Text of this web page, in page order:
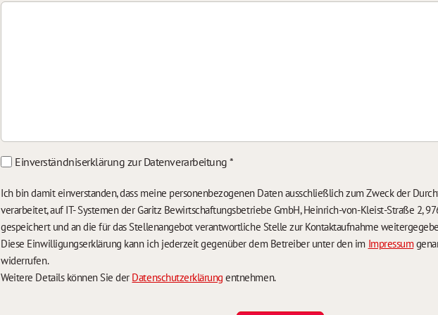
Einverständniserklärung zur Datenverarbeitung*
Ich bin damit einverstanden, dass meine personenbezogenen Daten ausschließlich zum Zweck der
verarbeitet, auf IT- Systemen der Garitz Bewirtschaftungsbetriebe GmbH, Heinrich-von-Kleist-Straße 2,
gespeichert und an die für das Stellenangebot verantwortliche Stelle zur Kontaktaufnahme
Diese Einwilligungserklärung kann ich jederzeit gegenüber dem Betreiber unter den im Impressum
widerrufen.
Weitere Details können Sie der Datenschutzerklärung entnehmen.